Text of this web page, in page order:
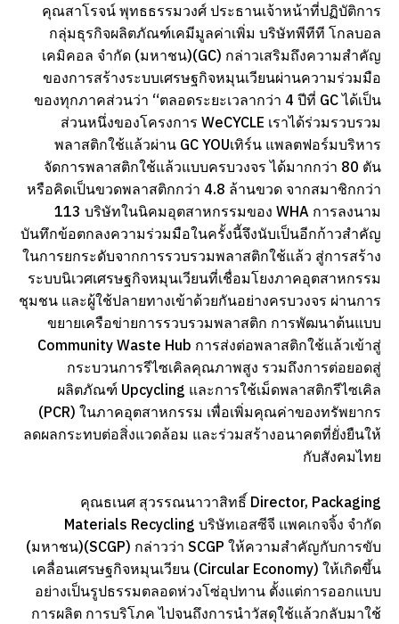
คุณสาโรจน์ พุทธธรรมวงศ์ ประธานเจ้าหน้าที่ปฏิบัติการ
กลุ่มธุรกิจผลิตภัณฑ์เคมีมูลค่าเพิ่ม บริษัทพีทีที โกลบอล
เคมิคอล จำกัด (มหาชน)(GC) กล่าวเสริมถึงความสำคัญ
ของการสร้างระบบเศรษฐกิจหมุนเวียนผ่านความร่วมมือ
ของทุกภาคส่วนว่า “ตลอดระยะเวลากว่า 4 ปีที่ GC ได้เป็น
ส่วนหนึ่งของโครงการ WeCYCLE เราได้ร่วมรวบรวม
พลาสติกใช้แล้วผ่าน GC YOUเทิร์น แพลตฟอร์มบริหาร
จัดการพลาสติกใช้แล้วแบบครบวงจร ได้มากกว่า 80 ตัน
หรือคิดเป็นขวดพลาสติกกว่า 4.8 ล้านขวด จากสมาชิกกว่า
113 บริษัทในนิคมอุตสาหกรรมของ WHA การลงนาม
บันทึกข้อตกลงความร่วมมือในครั้งนี้จึงนับเป็นอีกก้าวสำคัญ
ในการยกระดับจากการรวบรวมพลาสติกใช้แล้ว สู่การสร้าง
ระบบนิเวศเศรษฐกิจหมุนเวียนที่เชื่อมโยงภาคอุตสาหกรรม
ชุมชน และผู้ใช้ปลายทางเข้าด้วยกันอย่างครบวงจร ผ่านการ
ขยายเครือข่ายการรวบรวมพลาสติก การพัฒนาต้นแบบ
Community Waste Hub การส่งต่อพลาสติกใช้แล้วเข้าสู่
กระบวนการรีไซเคิลคุณภาพสูง รวมถึงการต่อยอดสู่
ผลิตภัณฑ์ Upcycling และการใช้เม็ดพลาสติกรีไซเคิล
(PCR) ในภาคอุตสาหกรรม เพื่อเพิ่มคุณค่าของทรัพยากร
ลดผลกระทบต่อสิ่งแวดล้อม และร่วมสร้างอนาคตที่ยั่งยืนให้
กับสังคมไทย
คุณธเนศ สุวรรณนาวาสิทธิ์ Director, Packaging
Materials Recycling บริษัทเอสซีจี แพคเกจจิ้ง จำกัด
(มหาชน)(SCGP) กล่าวว่า SCGP ให้ความสำคัญกับการขับ
เคลื่อนเศรษฐกิจหมุนเวียน (Circular Economy) ให้เกิดขึ้น
อย่างเป็นรูปธรรมตลอดห่วงโซ่อุปทาน ตั้งแต่การออกแบบ
การผลิต การบริโภค ไปจนถึงการนำวัสดุใช้แล้วกลับมาใช้